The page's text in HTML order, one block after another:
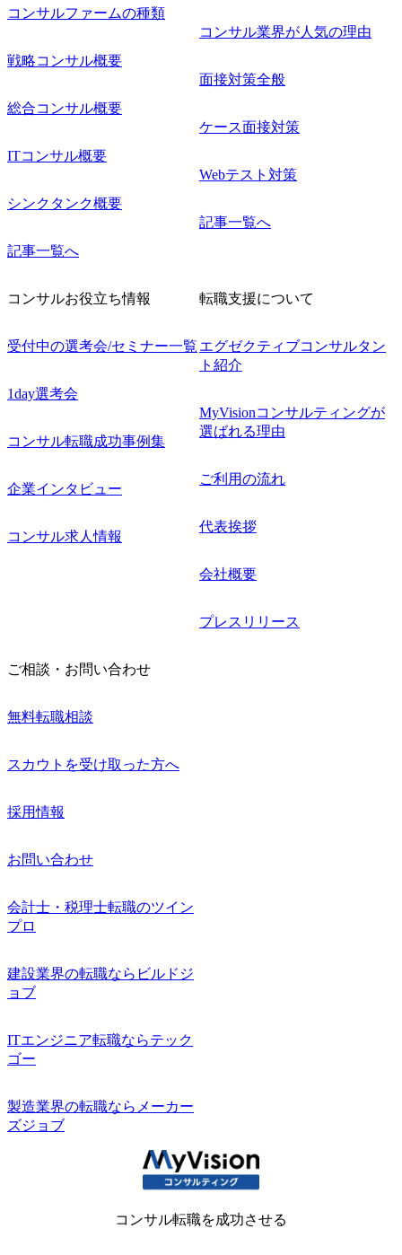
コンサルファームの種類
戦略コンサル概要
総合コンサル概要
ITコンサル概要
シンクタンク概要
記事一覧へ
コンサル業界が人気の理由
面接対策全般
ケース面接対策
Webテスト対策
記事一覧へ
コンサルお役立ち情報
受付中の選考会/セミナー一覧
1day選考会
コンサル転職成功事例集
企業インタビュー
コンサル求人情報
転職支援について
エグゼクティブコンサルタン
ト紹介
MyVisionコンサルティングが
選ばれる理由
ご利用の流れ
代表挨拶
会社概要
プレスリリース
ご相談・お問い合わせ
無料転職相談
スカウトを受け取った方へ
採用情報
お問い合わせ
会計士・税理士転職のツイン
プロ
建設業界の転職ならビルドジ
ョブ
ITエンジニア転職ならテック
ゴー
製造業界の転職ならメーカー
ズジョブ
コンサル転職を成功させる